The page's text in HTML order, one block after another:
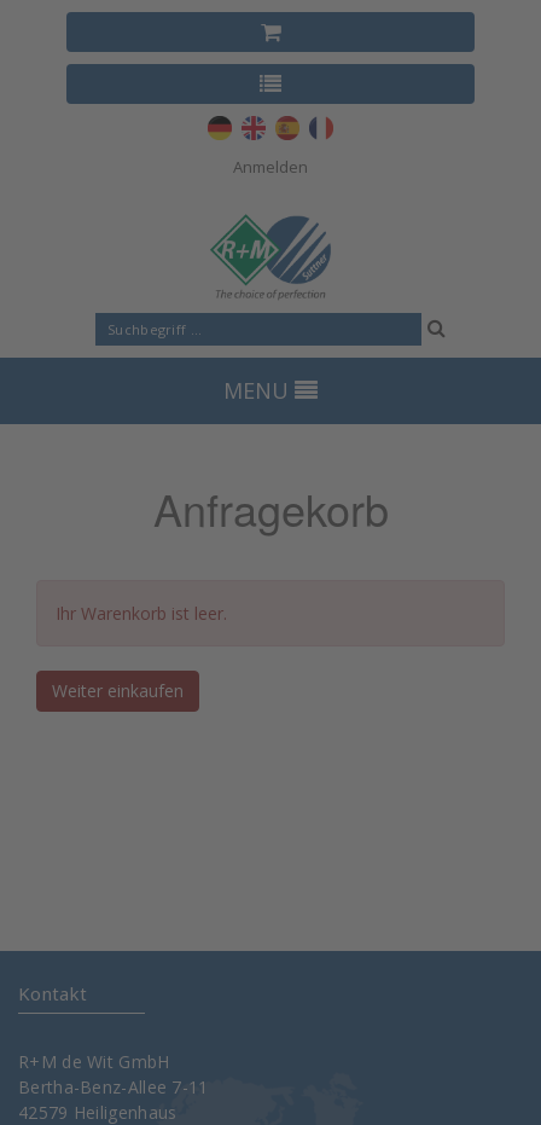
Anmelden
MENU
Anfragekorb
Ihr Warenkorb ist leer.
Weiter einkaufen
Kontakt
R+M de Wit GmbH
Bertha-Benz-Allee 7-11
42579 Heiligenhaus